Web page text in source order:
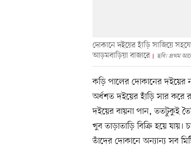
দোকানে দইয়ের হাঁড়ি সাজিয়ে
আড়মবাড়িয়া বাজারে
ছবি: প্রথম
কড়ি পালের দোকানের দইয়ের
অর্ধশত দইয়ের হাঁড়ি সার
দইয়ের বায়না পান, ততটুকুই
খুব তাড়াতাড়ি বিক্রি হয়ে যায়।
তাঁদের দোকানে অন্যান্য সব